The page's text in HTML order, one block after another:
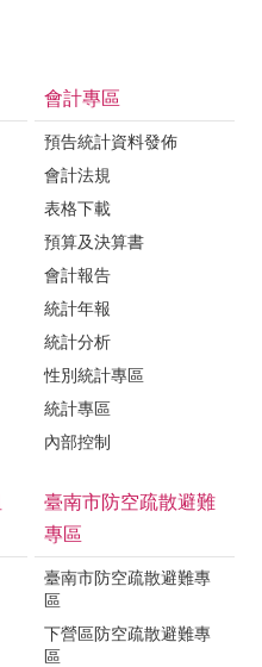
會計專區
預告統計資料發佈
會計法規
表格下載
預算及決算書
會計報告
統計年報
統計分析
性別統計專區
統計專區
內部控制
臺南市防空疏散避難
專區
臺南市防空疏散避難專
區
下營區防空疏散避難專
區